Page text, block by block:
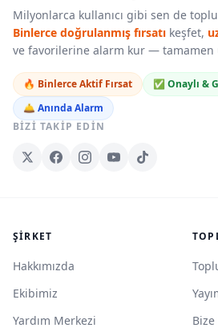
Milyonlarca kullanıcı gibi sen de
Binlerce doğrulanmış fırsatı keşfet,
ve favorilerine alarm kur — tamamen
🔥 Binlerce Aktif Fırsat
✅ Onaylı &
🛎️ Anında Alarm
BIZI TAKIP EDIN
ŞIRKET
Hakkımızda
Ekibimiz
Yardım Merkezi
Bize